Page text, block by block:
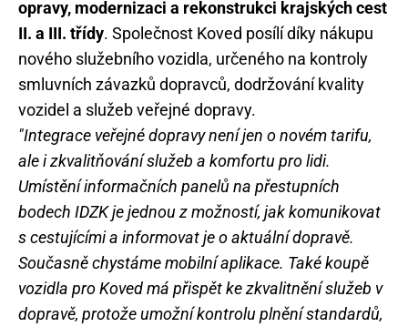
opravy, modernizaci a rekonstrukci krajských cest
II. a III. třídy. Společnost Koved posílí díky nákupu
nového služebního vozidla, určeného na kontroly
smluvních závazků dopravců, dodržování kvality
vozidel a služeb veřejné dopravy.
"Integrace veřejné dopravy není jen o novém tarifu,
ale i zkvalitňování služeb a komfortu pro lidi.
Umístění informačních panelů na přestupních
bodech IDZK je jednou z možností, jak komunikovat
s cestujícími a informovat je o aktuální dopravě.
Současně chystáme mobilní aplikace. Také koupě
vozidla pro Koved má přispět ke zkvalitnění služeb v
dopravě, protože umožní kontrolu plnění standardů,